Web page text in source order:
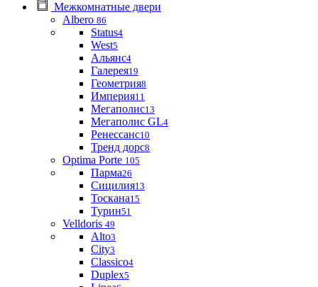
Межкомнатные двери
Albero 86
Status4
West5
Альянс4
Галерея19
Геометрия8
Империя11
Мегаполис13
Мегаполис GL4
Ренессанс10
Тренд дорс8
Optima Porte 105
Парма26
Сицилия13
Тоскана15
Турин51
Velldoris 49
Alto3
City3
Classico4
Duplex5